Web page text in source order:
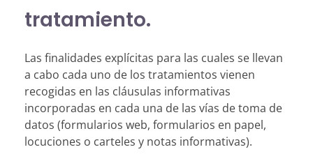
tratamiento.
Las finalidades explícitas para las cuales se llevan
a cabo cada uno de los tratamientos vienen
recogidas en las cláusulas informativas
incorporadas en cada una de las vías de toma de
datos (formularios web, formularios en papel,
locuciones o carteles y notas informativas).